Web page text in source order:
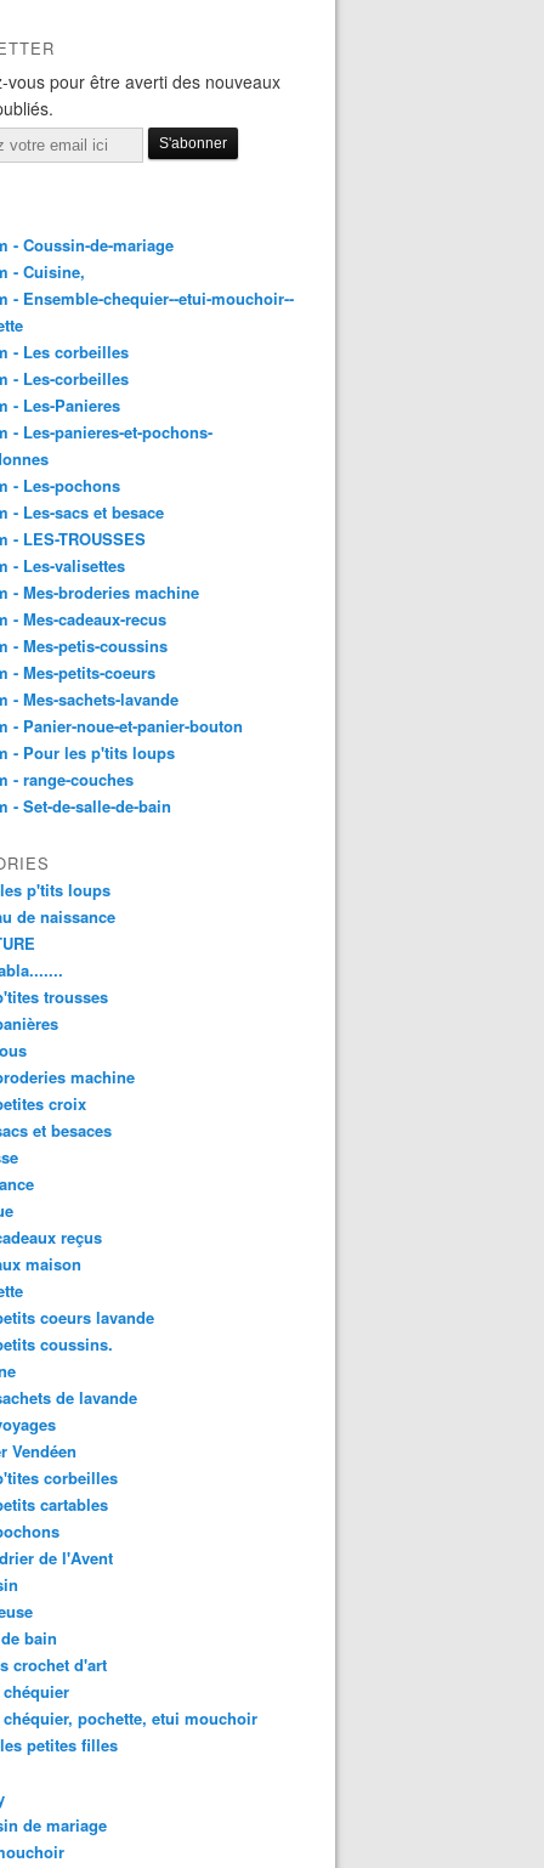
vous pour être averti des nouveaux
- Coussin-de-mariage
- Cuisine,
- Ensemble-chequier--etui-mouchoir--
- Les corbeilles
- Les-corbeilles
- Les-Panieres
- Les-panieres-et-pochons-
- Les-pochons
- Les-sacs et besace
- LES-TROUSSES
- Les-valisettes
- Mes-broderies machine
- Mes-cadeaux-recus
- Mes-petis-coussins
- Mes-petits-coeurs
- Mes-sachets-lavande
- Panier-noue-et-panier-bouton
- Pour les p'tits loups
- range-couches
- Set-de-salle-de-bain
p'tits loups
de naissance
trousses
machine
croix
et besaces
reçus
maison
coeurs lavande
coussins.
de lavande
Vendéen
corbeilles
cartables
de l'Avent
bain
crochet d'art
pochette, etui mouchoir
petites filles
de mariage